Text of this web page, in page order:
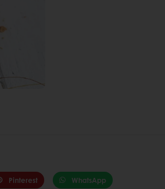
Pinterest WhatsApp